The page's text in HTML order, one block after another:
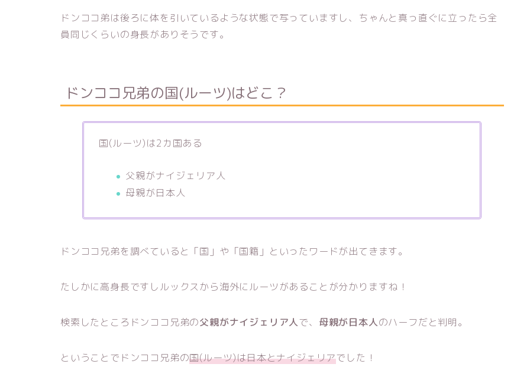
ドンココ弟は後ろに体を引いているような状態で写っていますし、ちゃんと真っ直ぐに立ったら全
員同じくらいの身長がありそうです。
ドンココ兄弟の国(ルーツ)はどこ？
国(ルーツ)は2カ国ある
父親がナイジェリア人
母親が日本人
ドンココ兄弟を調べていると「国」や「国籍」といったワードが出てきます。
たしかに高身長ですしルックスから海外にルーツがあることが分かりますね！
検索したところドンココ兄弟の父親がナイジェリア人で、 母親が日本人のハーフだと判明。
ということでドンココ兄弟の国(ルーツ)は日本とナイジェリアでした！